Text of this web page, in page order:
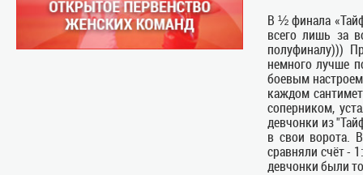
В ½ финала
всего лишь за
полуфиналу)))
немного лучше
боевым
каждом
соперником,
девчонки из
в свои ворота.
сравняли счёт -
девчонки были